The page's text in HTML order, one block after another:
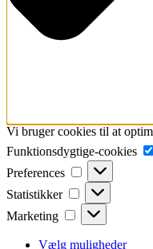
Vi bruger cookies til at
Funktionsdygtige-cookies
Preferences
Preferences
Statistikker Statistikker
Marketing Marketing
Vælg muligheder